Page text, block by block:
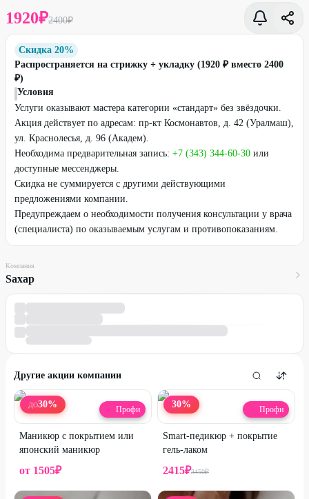
1920₽2400₽
Скидка 20%
Распространяется на стрижку + укладку (1920 ₽ вместо 2400
₽)
Условия
Услуги оказывают мастера категории «стандарт» без звёздочки.
Акция действует по адресам: пр-кт Космонавтов, д. 42 (Уралмаш),
ул. Краснолесья, д. 96 (Академ).
Необходима предварительная запись: +7 (343) 344-60-30 или
доступные мессенджеры.
Скидка не суммируется с другими действующими
предложениями компании.
Предупреждаем о необходимости получения консультации у врача
(специалиста) по оказываемым услугам и противопоказаниям.
Компания
Sахар
Другие акции компании
ДО30% Профи
Маникюр с покрытием или
японский маникюр
от 1505₽
30% Профи
Smart-педикюр + покрытие
гель-лаком
2415₽3450₽